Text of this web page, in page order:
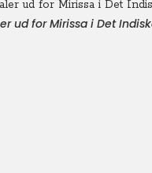
ud for Mirissa i Det